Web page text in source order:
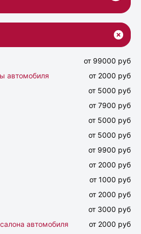
от 99000 руб
автомобиля
от 2000 руб
от 5000 руб
от 7900 руб
от 5000 руб
от 5000 руб
от 9900 руб
от 2000 руб
от 1000 руб
от 2000 руб
от 3000 руб
автомобиля
от 2000 руб